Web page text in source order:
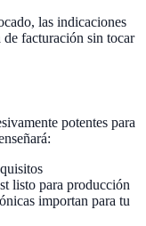
las indicaciones
de facturación sin tocar
potentes para
listo para producción
importan para tu